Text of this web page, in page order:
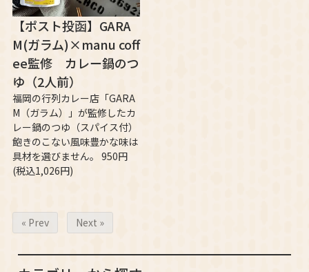
【ポスト投函】GARA
M(ガラム)×manu coff
ee監修 カレー鍋のつ
ゆ（2人前）
福岡の行列カレー店「GARA
M（ガラム）」が監修したカ
レー鍋のつゆ（スパイス付）
飽きのこない風味豊かな味は
具材を選びません。 950円
(税込1,026円)
« Prev Next »